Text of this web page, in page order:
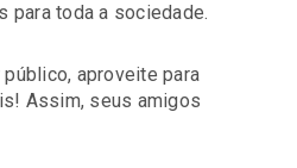
para toda a sociedade.
aproveite para
Assim, seus amigos